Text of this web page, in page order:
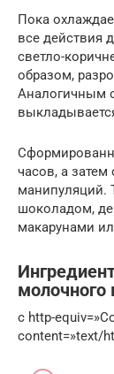
Пока
все действия
светло-
образом,
Аналогичным
часов, а
манипуляций.
шоколадом,
макарунами
молочного
c http-
content=»text/